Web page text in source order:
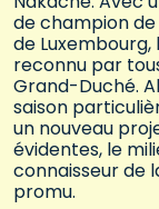
de champion de
de
reconnu par
Grand-Duché.
saison
un nouveau
évidentes, le
connaisseur de
promu.